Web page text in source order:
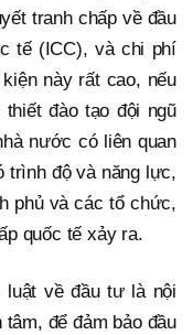
tranh chấp về đầu
tế (ICC), và chi phí
này rất cao, nếu
đào tạo đội ngũ
nước có liên quan
trình độ và năng lực,
phủ và các tổ chức,
quốc tế xảy ra.
luật về đầu tư là nội
để đảm bảo đầu